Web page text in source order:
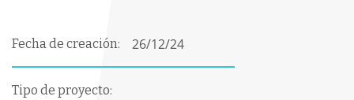
Fecha de creación: 26/12/24
Tipo de proyecto: